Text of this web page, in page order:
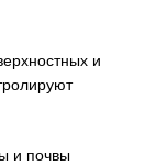
и
и почвы